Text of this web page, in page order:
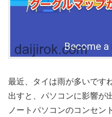
最近、タイは雨が多いです
出すと、パソコンに影響が
ノートパソコンのコンセン